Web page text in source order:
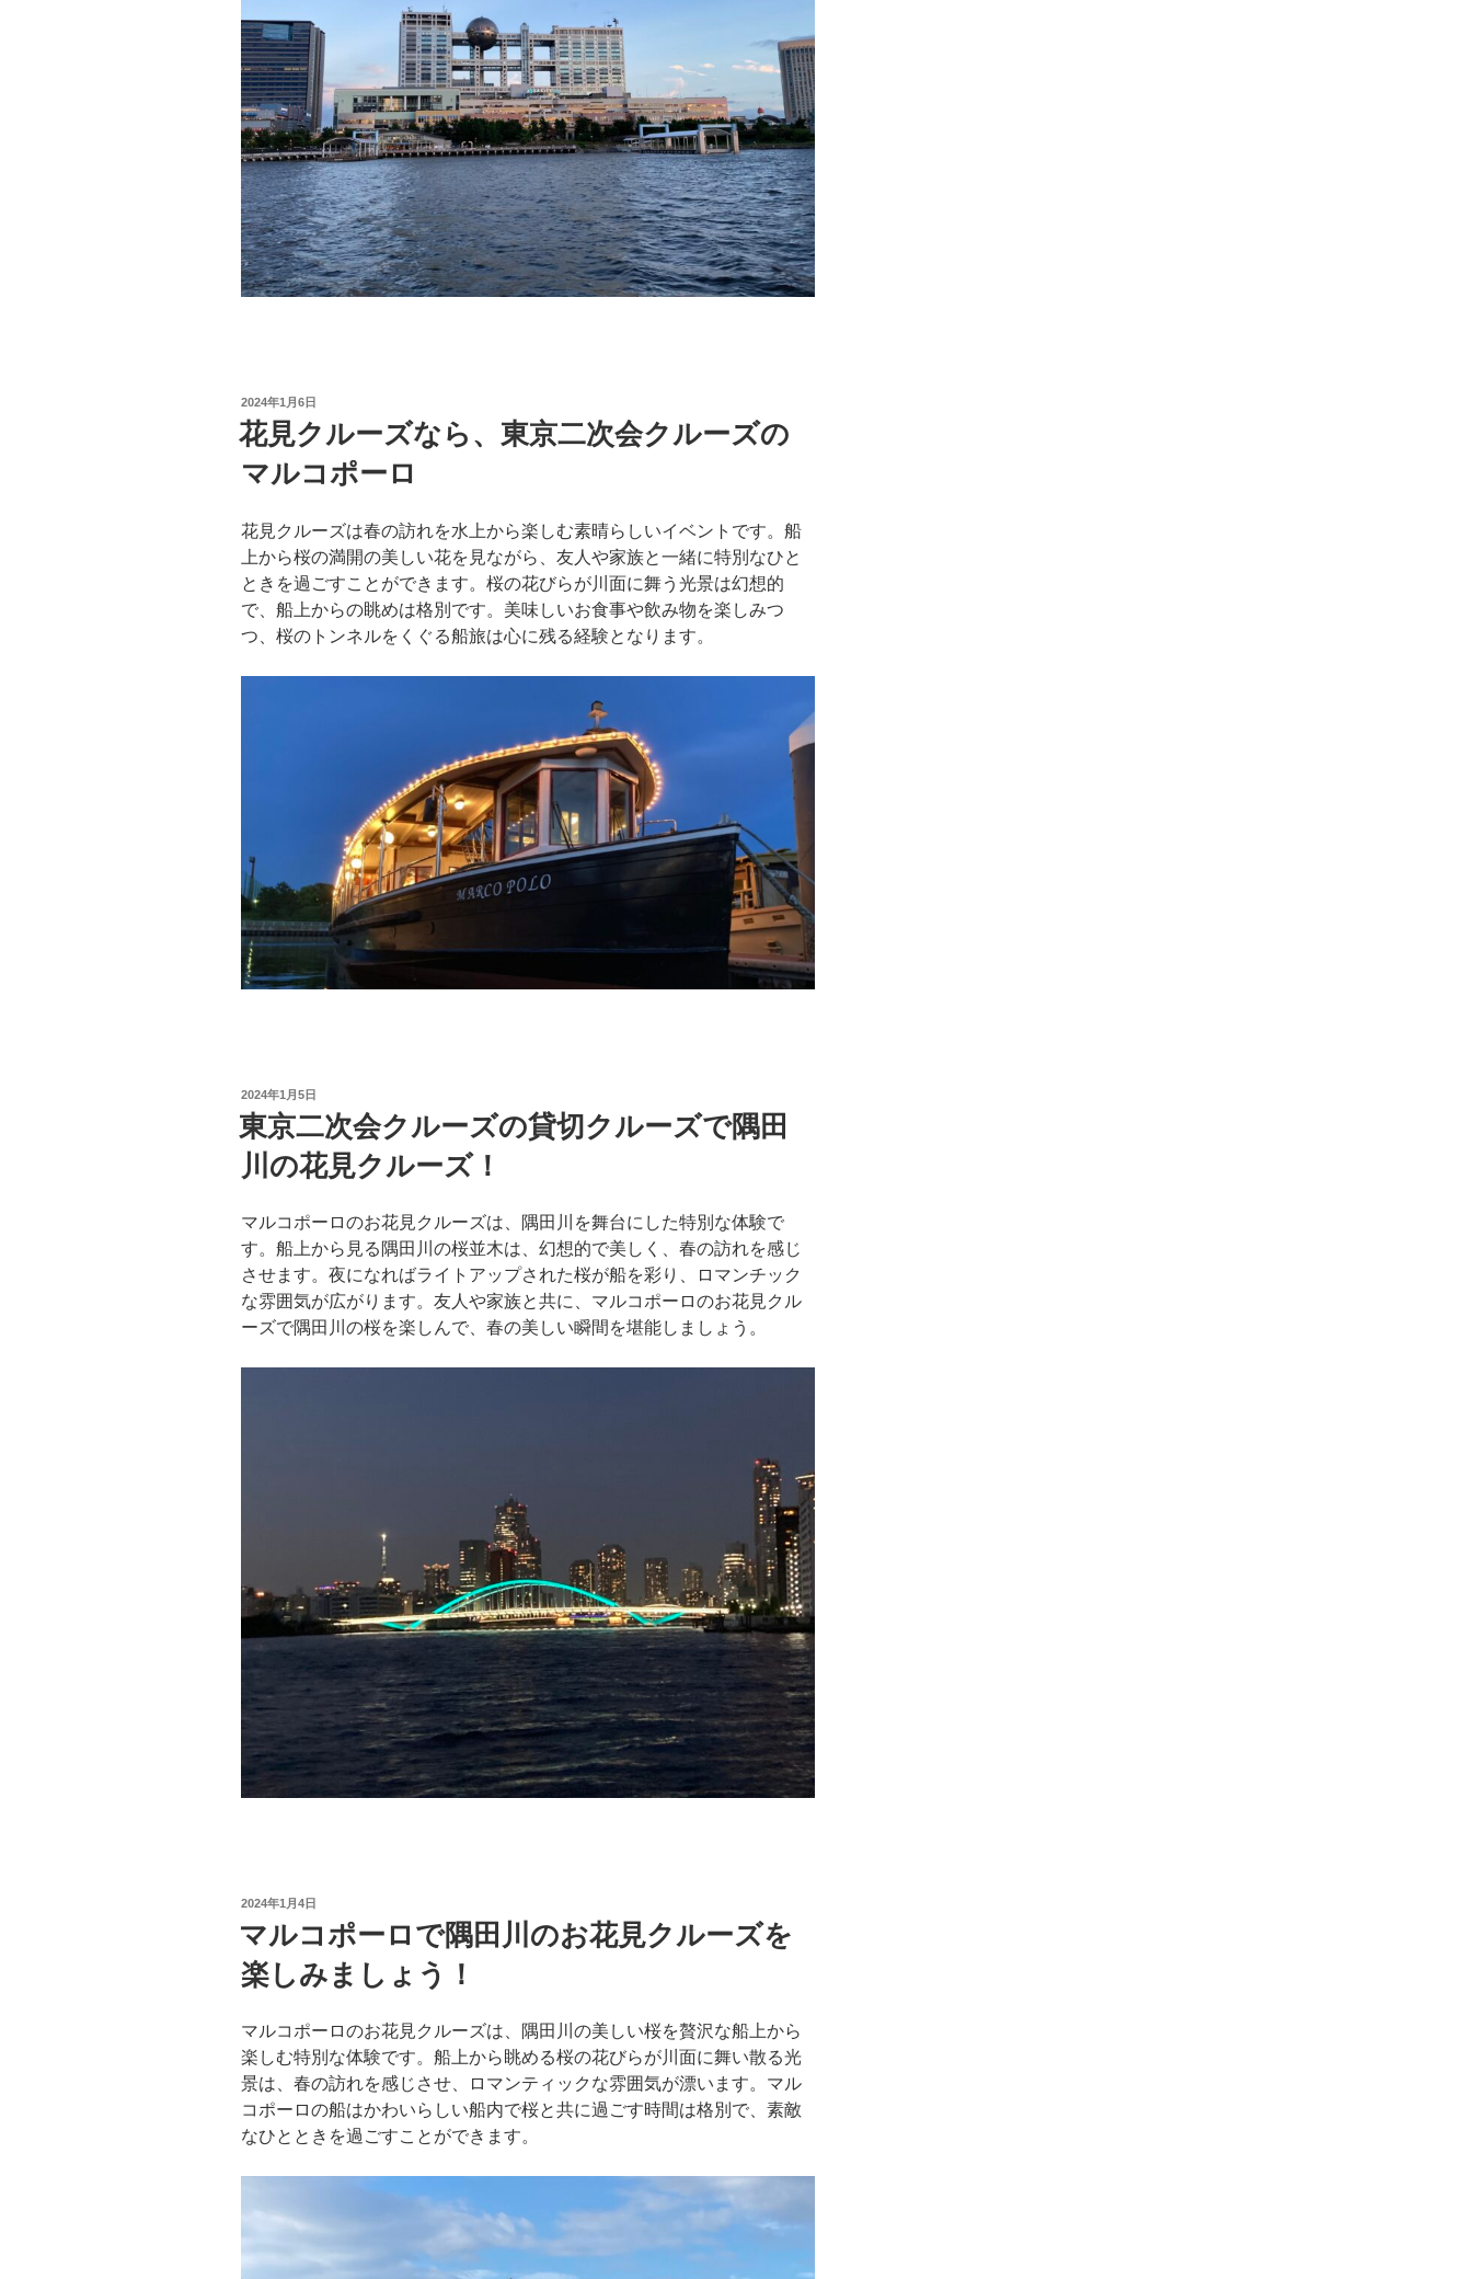
投
稿
日:
2024年1月6日
花見クルーズなら、東京二次会クルーズの
マルコポーロ
花見クルーズは春の訪れを水上から楽しむ素晴らしいイベントです。船
上から桜の満開の美しい花を見ながら、友人や家族と一緒に特別なひと
ときを過ごすことができます。桜の花びらが川面に舞う光景は幻想的
で、船上からの眺めは格別です。美味しいお食事や飲み物を楽しみつ
つ、桜のトンネルをくぐる船旅は心に残る経験となります。
投
稿
日:
2024年1月5日
東京二次会クルーズの貸切クルーズで隅田
川の花見クルーズ！
マルコポーロのお花見クルーズは、隅田川を舞台にした特別な体験で
す。船上から見る隅田川の桜並木は、幻想的で美しく、春の訪れを感じ
させます。夜になればライトアップされた桜が船を彩り、ロマンチック
な雰囲気が広がります。友人や家族と共に、マルコポーロのお花見クル
ーズで隅田川の桜を楽しんで、春の美しい瞬間を堪能しましょう。
投
日:
2024年1月4日
マルコポーロで隅田川のお花見クルーズを
楽しみましょう！
マルコポーロのお花見クルーズは、隅田川の美しい桜を贅沢な船上から
楽しむ特別な体験です。船上から眺める桜の花びらが川面に舞い散る光
景は、春の訪れを感じさせ、ロマンティックな雰囲気が漂います。マル
コポーロの船はかわいらしい船内で桜と共に過ごす時間は格別で、素敵
なひとときを過ごすことができます。